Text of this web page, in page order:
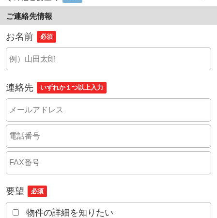
ご連絡先情報
お名前 必須
連絡先 いずれか１つ以上入力
要望 必須
物件の詳細を知りたい